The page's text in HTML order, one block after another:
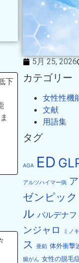
下
5月 25, 2026
カテゴリー
女性性機
文献
用語集
タグ
AGA ED
アルツハイマー病
ゼンピック
ル バルデナフ
ンジャロ
ミノ
ス
亜鉛 体外衝撃
腸がん 女性の脱毛